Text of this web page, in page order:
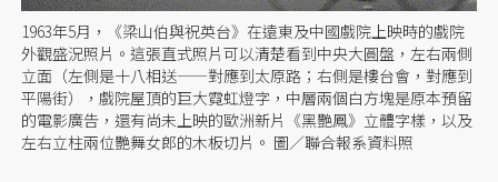
1963年5月，《梁山伯與祝英台》在遠東及中國戲院上映時的戲院
外觀盛況照片。這張直式照片可以清楚看到中央大圓盤，左右兩側
立面（左側是十八相送——對應到太原路；右側是樓台會，對應到
平陽街），戲院屋頂的巨大霓虹燈字，中層兩個白方塊是原本預留
的電影廣告，還有尚未上映的歐洲新片《黑艷鳳》立體字樣，以及
左右立柱兩位艷舞女郎的木板切片。 圖／聯合報系資料照